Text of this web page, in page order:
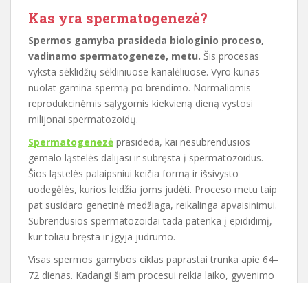
Kas yra spermatogenezė?
Spermos gamyba prasideda biologinio proceso,
vadinamo spermatogeneze, metu. Šis procesas
vyksta sėklidžių sėkliniuose kanalėliuose. Vyro kūnas
nuolat gamina spermą po brendimo. Normaliomis
reprodukcinėmis sąlygomis kiekvieną dieną vystosi
milijonai spermatozoidų.
Spermatogenezė prasideda, kai nesubrendusios
gemalo ląstelės dalijasi ir subręsta į spermatozoidus.
Šios ląstelės palaipsniui keičia formą ir išsivysto
uodegėlės, kurios leidžia joms judėti. Proceso metu taip
pat susidaro genetinė medžiaga, reikalinga apvaisinimui.
Subrendusios spermatozoidai tada patenka į epididimį,
kur toliau bręsta ir įgyja judrumo.
Visas spermos gamybos ciklas paprastai trunka apie 64–
72 dienas. Kadangi šiam procesui reikia laiko, gyvenimo